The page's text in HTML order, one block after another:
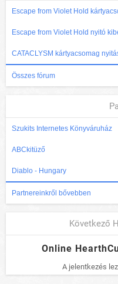
Escape from Violet Hold
Escape from Violet Hold nyitó
CATACLYSM kártyacsomag
Összes fórum
Szukits Internetes Könyváruház
ABCkitüző
Diablo - Hungary
Partnereinkről bővebben
Következő
Online
A jelentkezés